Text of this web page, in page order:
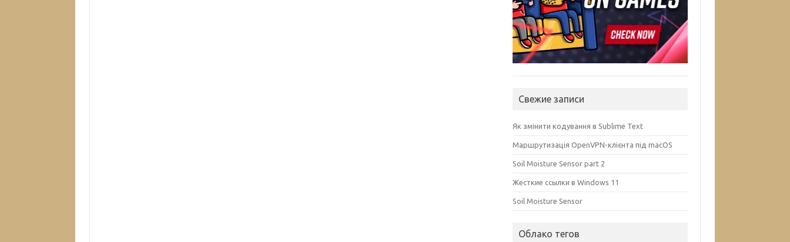
Свежие записи
Як змінити кодування в Sublime Text
Маршрутизація OpenVPN-клієнта під macOS
Soil Moisture Sensor part 2
Жесткие ссылки в Windows 11
Soil Moisture Sensor
Облако тегов